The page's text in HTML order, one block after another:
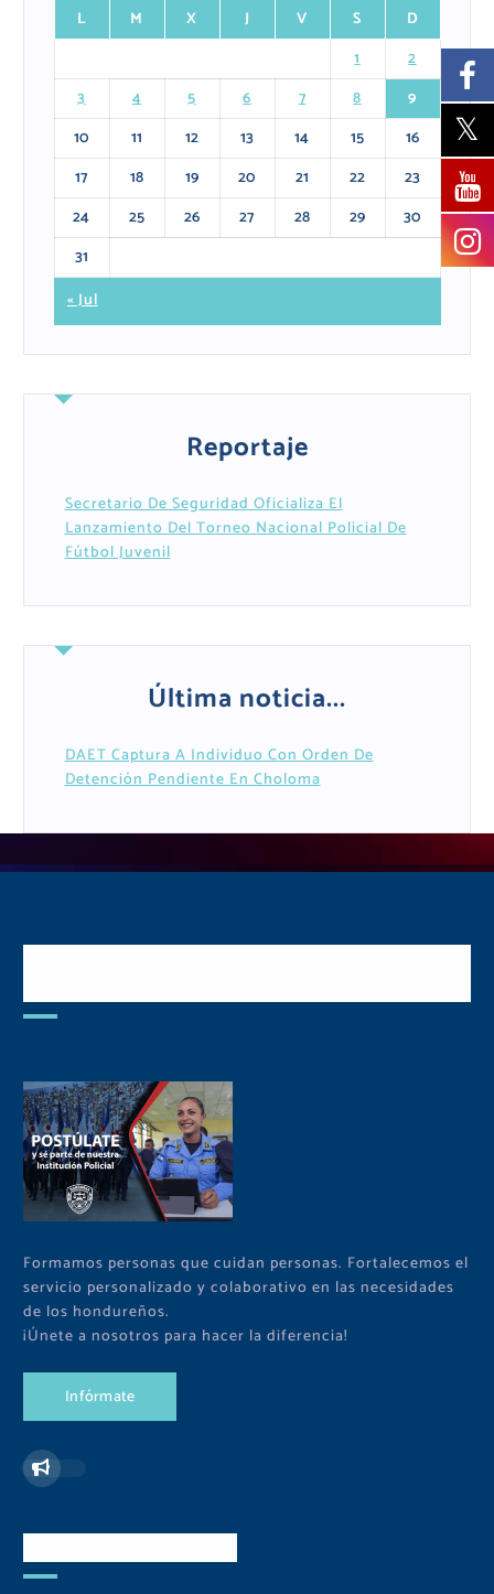
L M X J V S
D
1
2
3
4 5 6 7 8
9
10
11 12 13 14 15
16
17
18 19 20 21 22
23
24
25 26 27 28 29
30
31
« Jul
Reportaje
Secretario De Seguridad Oficializa El
Lanzamiento Del Torneo Nacional Policial De
Fútbol Juvenil
Última noticia...
DAET Captura A Individuo Con Orden De
Detención Pendiente En Choloma
Formamos personas que cuidan personas. Fortalecemos el
servicio personalizado y colaborativo en las necesidades
de los hondureños.
¡Únete a nosotros para hacer la diferencia!
Infórmate